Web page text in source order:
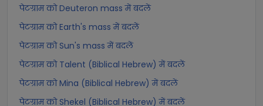
पेटग्राम को Deuteron mass में बदलें
पेटग्राम को Earth's mass में बदलें
पेटग्राम को Sun's mass में बदलें
पेटग्राम को Talent (Biblical Hebrew) में बदलें
पेटग्राम को Mina (Biblical Hebrew) में बदलें
पेटग्राम को Shekel (Biblical Hebrew) में बदलें